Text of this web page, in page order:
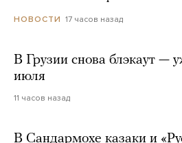
НОВОСТИ 17 часов назад
В Грузии снова блэкаут —
июля
11 часов назад
В Сандармохе казаки и